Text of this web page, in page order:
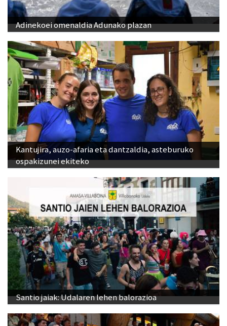
Adinekoei omenaldia Adunako plazan
Kantujira, auzo-afaria eta dantzaldia, asteburuko
ospakizunei ekiteko
Santio jaiak: Udalaren lehen balorazioa